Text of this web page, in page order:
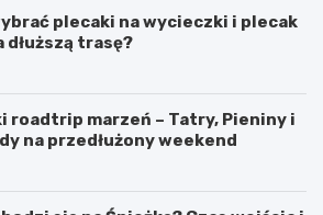
plecaki na wycieczki i plecak
dłuższą trasę?
roadtrip marzeń – Tatry, Pieniny i
na przedłużony weekend